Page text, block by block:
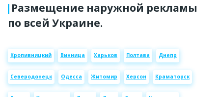
Размещение наружной рекламы
по всей Украине.
Кропивницкий Винница Харьков Полтава Днепр
Северодонецк Одесса Житомир Херсон Краматорск